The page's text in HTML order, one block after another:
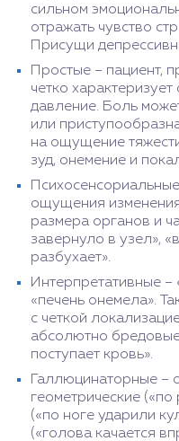
сильном
отражать чувство
Присущи
Простые – пациент,
четко
давление. Боль
или
на ощущение
зуд, онемение и
ощущения
размера органов и
завернуло в узел»,
разбухает».
Интерпретативные –
«печень онемела».
с четкой
абсолютно
поступает кровь».
Галлюцинаторные –
геометрические («по
(«по ноге ударили
(«голова качается